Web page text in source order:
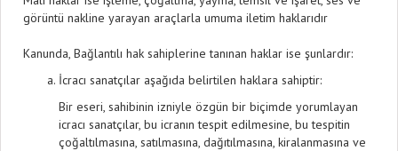
görüntü nakline yarayan araçlarla umuma iletim haklarıdır
Kanunda, Bağlantılı hak sahiplerine tanınan haklar ise şunlardır:
İcracı sanatçılar aşağıda belirtilen haklara sahiptir:
Bir eseri, sahibinin izniyle özgün bir biçimde yorumlayan
icracı sanatçılar, bu icranın tespit edilmesine, bu tespitin
çoğaltılmasına, satılmasına, dağıtılmasına, kiralanmasına ve